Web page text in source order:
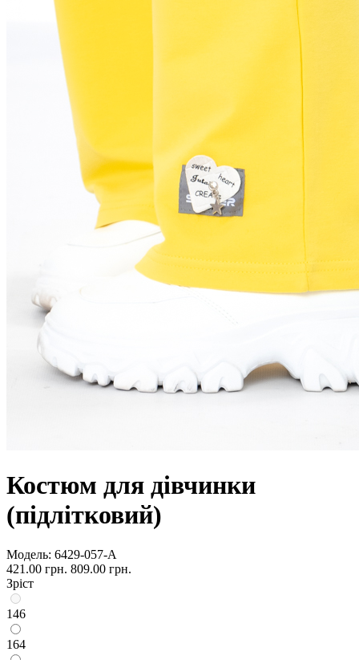
Костюм для дівчинки
(підлітковий)
Модель: 6429-057-А
421.00 грн. 809.00 грн.
Зріст
146
164